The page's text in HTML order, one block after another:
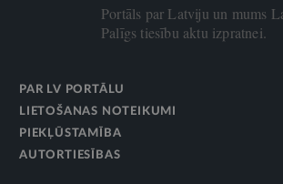
Portāls par Latviju un mums
Palīgs tiesību aktu izpratnei.
PAR LV PORTĀLU
LIETOŠANAS NOTEIKUMI
PIEKĻŪSTAMĪBA
AUTORTIESĪBAS